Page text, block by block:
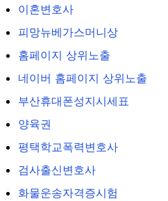
이혼변호사
피망뉴베가스머니상
홈페이지 상위노출
네이버 홈페이지 상위노출
부산휴대폰성지시세표
양육권
평택학교폭력변호사
검사출신변호사
화물운송자격증시험